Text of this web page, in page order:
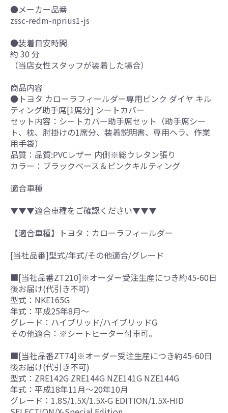
●メーカー品番
zssc-redm-nprius1-js
●装着目安時間
約 30 分
（当店女性スタッフが装着した場合）
商品内容
●トヨタ カローラフィールダー専用ピンク ダイヤ キル
ティング助手席[1席分] シートカバー
セット内容：シートカバー助手席セット（助手席シー
ト、枕、肘掛けの1席分、装着説明書、専用ヘラ、作業
用手袋）
品質：品質:PVCレザー 内側※総ウレタン張り
カラー：ブラックベース＆ピンクキルティング
適合車種
▼▼▼適合車種をご確認ください▼▼▼
【適合車種】トヨタ：カローラフィールダー
[当社品番]型式/年式/その他適合/グレード
■[当社品番ZT210]※オーダー受注生産につき約45-60日
後お届け(代引き不可)
型式：NKE165G
年式：平成25年8月～
グレード：ハイブリッド/ハイブリッドG
その他適合：※シートヒーター付車可。
■[当社品番ZT74]※オーダー受注生産につき約45-60日
後お届け(代引き不可)
型式：ZRE142G ZRE144G NZE141G NZE144G
年式：平成18年11月～20年10月
グレード：1.8S/1.5X/1.5X-G EDITION/1.5X-HID